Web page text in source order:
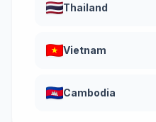
Thailand
Vietnam
Cambodia